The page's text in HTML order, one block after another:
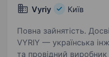
Vyriy Київ
Повна зайнятість.
VYRIY — українська
та провідний